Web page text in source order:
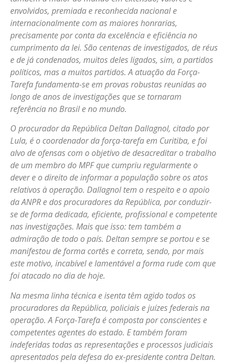
envolvidos, premiada e reconhecida nacional e
internacionalmente com as maiores honrarias,
precisamente por conta da excelência e eficiência no
cumprimento da lei. São centenas de investigados, de réus
e de já condenados, muitos deles ligados, sim, a partidos
políticos, mas a muitos partidos. A atuação da Força-
Tarefa fundamenta-se em provas robustas reunidas ao
longo de anos de investigações que se tornaram
referência no Brasil e no mundo.
O procurador da República Deltan Dallagnol, citado por
Lula, é o coordenador da força-tarefa em Curitiba, e foi
alvo de ofensas com o objetivo de desacreditar o trabalho
de um membro do MPF que cumpriu regularmente o
dever e o direito de informar a população sobre os atos
relativos à operação. Dallagnol tem o respeito e o apoio
da ANPR e dos procuradores da República, por conduzir-
se de forma dedicada, eficiente, profissional e competente
nas investigações. Mais que isso: tem também a
admiração de todo o país. Deltan sempre se portou e se
manifestou de forma cortês e correta, sendo, por mais
este motivo, incabível e lamentável a forma rude com que
foi atacado no dia de hoje.
Na mesma linha técnica e isenta têm agido todos os
procuradores da República, policiais e juízes federais na
operação. A Força-Tarefa é composta por conscientes e
competentes agentes do estado. E também foram
indeferidas todas as representações e processos judiciais
apresentados pela defesa do ex-presidente contra Deltan.